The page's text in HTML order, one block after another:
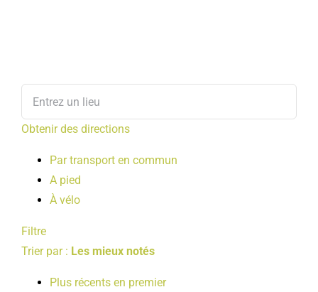
Obtenir des directions
Par transport en commun
A pied
À vélo
Filtre
Trier par : Les mieux notés
Plus récents en premier